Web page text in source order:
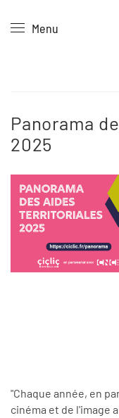
Skip to main content
Menu
Panorama
2025
"Chaque année, en
cinéma et de l'image
Panneau de gestion